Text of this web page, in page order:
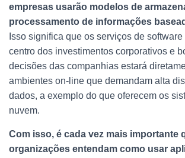
empresas usarão modelos de
processamento de informações
Isso significa que os serviços de
centro dos investimentos corporativos e
decisões das companhias estará
ambientes on-line que demandam alta
dados, a exemplo do que oferecem os
nuvem.
Com isso, é cada vez mais importante
organizações entendam como usar